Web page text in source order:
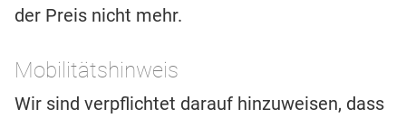
der Preis nicht mehr.
Mobilitätshinweis
Wir sind verpflichtet darauf hinzuweisen, dass